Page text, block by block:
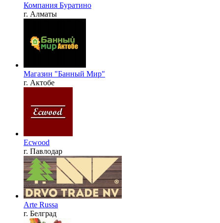
Компания Буратино
г. Алматы
Магазин "Банный Мир"
г. Актобе
Ecwood
г. Павлодар
Arte Russa
г. Белград